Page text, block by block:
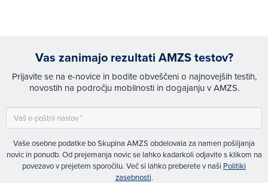
Vas zanimajo rezultati AMZS testov?
Prijavite se na e-novice in bodite obveščeni o najnovejših testih,
novostih na področju mobilnosti in dogajanju v AMZS.
Vaše osebne podatke bo Skupina AMZS obdelovala za namen pošiljanja
novic in ponudb. Od prejemanja novic se lahko kadarkoli odjavite s klikom na
povezavo v prejetem sporočilu. Več si lahko preberete v naši Politiki
zasebnosti.